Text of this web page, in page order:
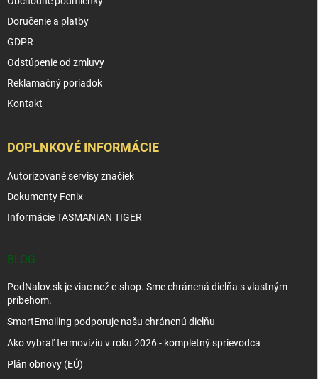
Doručenie a platby
GDPR
Odstúpenie od zmluvy
Reklamačný poriadok
Kontakt
DOPLNKOVÉ INFORMÁCIE
Autorizované servisy značiek
Dokumenty Fenix
Informácie TASMANIAN TIGER
BLOG
PodNalov.sk je viac než e-shop. Sme chránená dielňa s vlastným
príbehom.
SmartEmailing podporuje našu chránenú dielňu
Ako vybrať termovíziu v roku 2026 - kompletný sprievodca
Plán obnovy (EÚ)